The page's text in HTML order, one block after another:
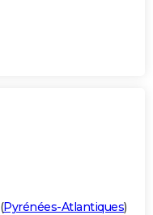
(Pyrénées-Atlantiques)